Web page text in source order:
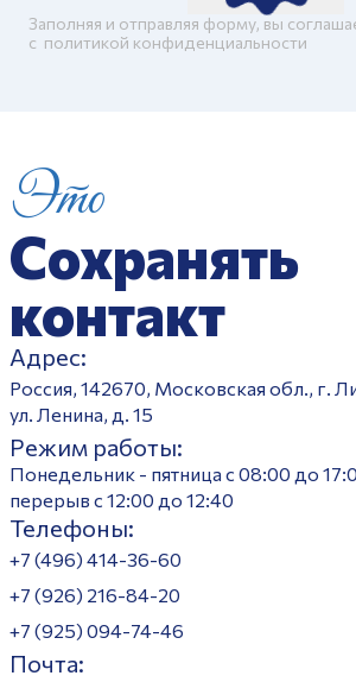
Заполняя и отправляя форму, вы
c политикой конфиденциальности
Это
Сохранять
контакт
Адрес:
Россия, 142670, Московская обл., г.
ул. Ленина, д. 15
Режим работы:
Понедельник - пятница с 08:00 до
перерыв с 12:00 до 12:40
Телефоны:
+7 (496) 414-36-60
+7 (926) 216-84-20
+7 (925) 094-74-46
Почта: